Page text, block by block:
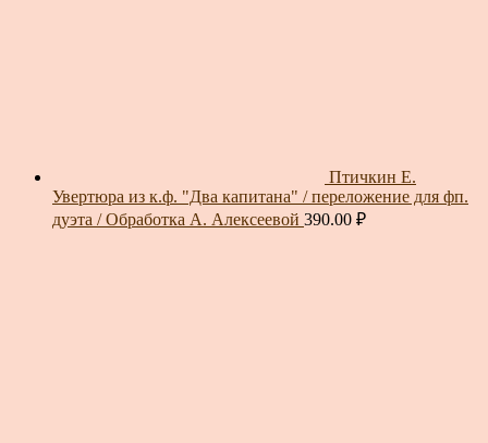
Птичкин Е.
Увертюра из к.ф. "Два капитана" / переложение для фп.
дуэта / Обработка А. Алексеевой 390.00 ₽